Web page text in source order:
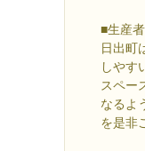
■生産
日出町
しやす
スペー
なるよ
を是非